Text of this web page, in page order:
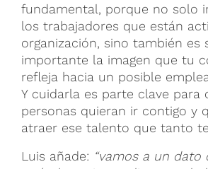
fundamental, porque no solo
los trabajadores que están
organización, sino también es
importante la imagen que tu
refleja hacia un posible
Y cuidarla es parte clave para
personas quieran ir contigo y
atraer ese talento que tanto
Luis añade: “vamos a un dato